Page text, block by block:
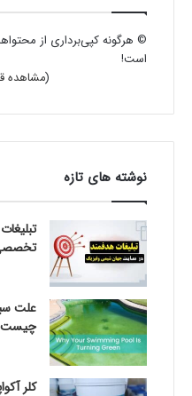
© هرگونه کپی‌برداری از
است!
(مشاهده
نوشته های تازه
علت
کلر